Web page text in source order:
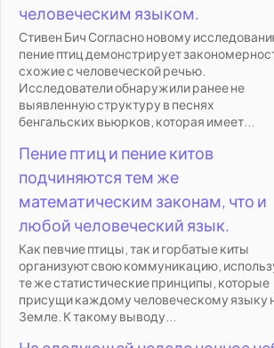
человеческим языком.
Стивен Бич Согласно новому
пение птиц демонстрирует
схожие с человеческой речью.
Исследователи обнаружили ранее не
выявленную структуру в песнях
бенгальских вьюрков, которая имеет...
Пение птиц и пение китов
подчиняются тем же
математическим законам, что и
любой человеческий язык.
Как певчие птицы, так и горбатые киты
организуют свою коммуникацию,
те же статистические принципы, которые
присущи каждому человеческому языку
Земле. К такому выводу...